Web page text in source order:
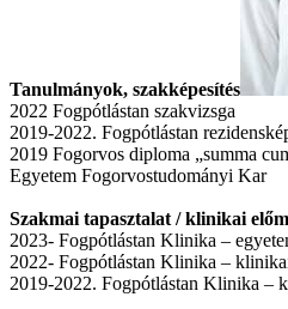
Tanulmányok, szakképesítés
2022 Fogpótlástan szakvizsga
2019-2022. Fogpótlástan
2019 Fogorvos diploma „summa
Egyetem Fogorvostudományi Kar
Szakmai tapasztalat / klinikai
2023- Fogpótlástan Klinika –
2022- Fogpótlástan Klinika –
2019-2022. Fogpótlástan Klinika –